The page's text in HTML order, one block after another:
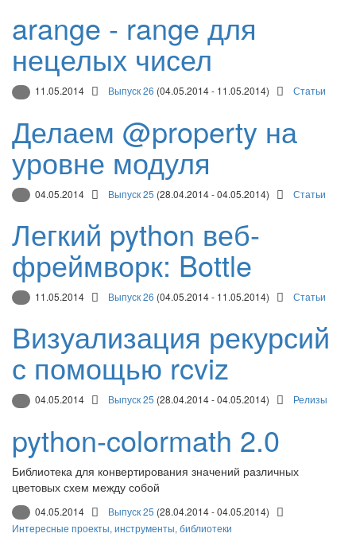
arange - range для
нецелых чисел
11.05.2014 Выпуск 26 (04.05.2014 - 11.05.2014) Статьи
Делаем @property на
уровне модуля
04.05.2014 Выпуск 25 (28.04.2014 - 04.05.2014) Статьи
Легкий python веб-
фреймворк: Bottle
11.05.2014 Выпуск 26 (04.05.2014 - 11.05.2014) Статьи
Визуализация рекурсий
с помощью rcviz
04.05.2014 Выпуск 25 (28.04.2014 - 04.05.2014) Релизы
python-colormath 2.0
Библиотека для конвертирования значений различных
цветовых схем между собой
04.05.2014 Выпуск 25 (28.04.2014 - 04.05.2014)
Интересные проекты, инструменты, библиотеки